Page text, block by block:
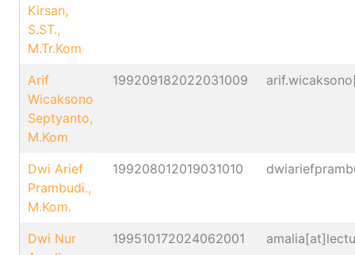
Kirsan,
S.ST.,
M.Tr.Kom
Arif
Wicaksono
Septyanto,
M.Kom
199209182022031009
Dwi Arief
Prambudi.,
M.Kom.
199208012019031010
Dwi Nur
199510172024062001